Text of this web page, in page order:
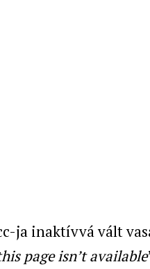
ja inaktívvá vált
page isn’t available